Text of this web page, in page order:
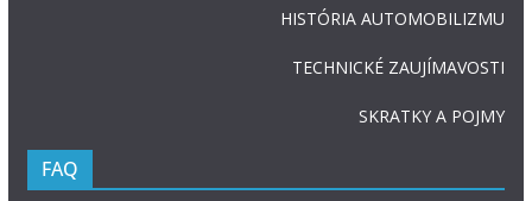
HISTÓRIA AUTOMOBILIZMU
TECHNICKÉ ZAUJÍMAVOSTI
SKRATKY A POJMY
FAQ